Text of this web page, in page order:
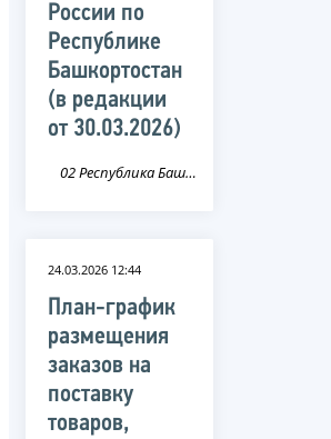
России по
Республике
Башкортостан
(в редакции
от 30.03.2026)
02 Республика Башкортостан
24.03.2026 12:44
План-график
размещения
заказов на
поставку
товаров,